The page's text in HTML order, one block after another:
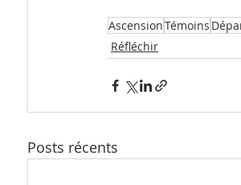
AscensionTémoins
Réfléchir
Posts récents